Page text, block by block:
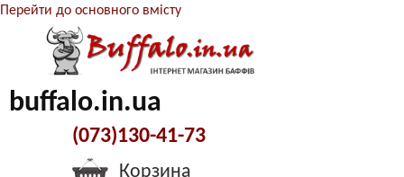
Перейти до основного вмісту
buffalo.in.ua
(073)130-41-73
Корзина